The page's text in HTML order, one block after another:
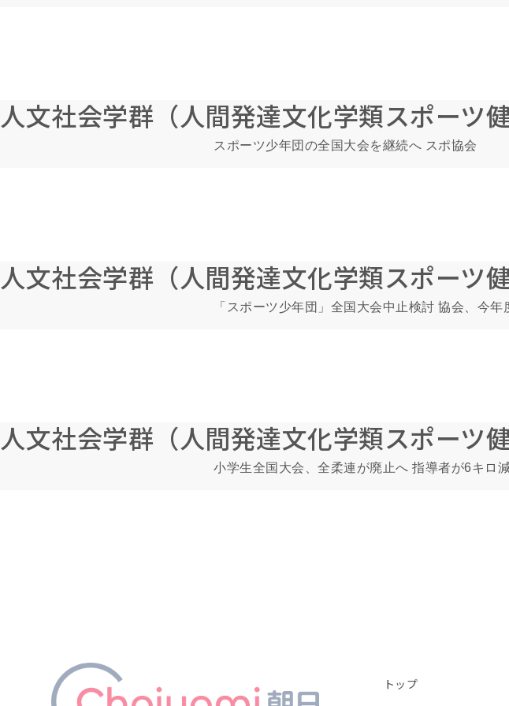
人文社会学群（人間発達文化学類スポーツ
スポーツ少年団の全国大会を継続へ スポ協会
人文社会学群（人間発達文化学類スポーツ
「スポーツ少年団」全国大会中止検討 協会、今年
人文社会学群（人間発達文化学類スポーツ
小学生全国大会、全柔連が廃止へ 指導者が6キロ
トップ